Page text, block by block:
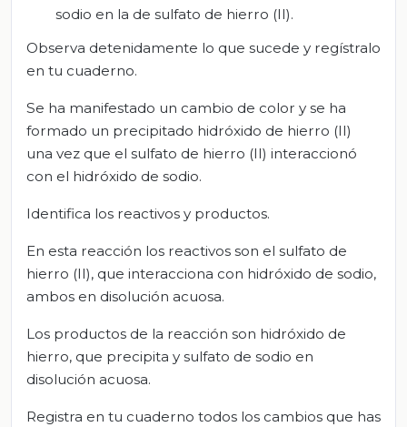
sodio en la de sulfato de hierro (II).
Observa detenidamente lo que sucede y regístralo
en tu cuaderno.
Se ha manifestado un cambio de color y se ha
formado un precipitado hidróxido de hierro (II)
una vez que el sulfato de hierro (II) interaccionó
con el hidróxido de sodio.
Identifica los reactivos y productos.
En esta reacción los reactivos son el sulfato de
hierro (II), que interacciona con hidróxido de sodio,
ambos en disolución acuosa.
Los productos de la reacción son hidróxido de
hierro, que precipita y sulfato de sodio en
disolución acuosa.
Registra en tu cuaderno todos los cambios que has